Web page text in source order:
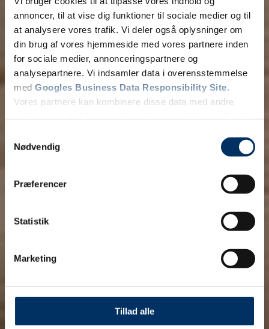
annoncer, til at vise dig funktioner til sociale medier og til
at analysere vores trafik. Vi deler også oplysninger om
din brug af vores hjemmeside med vores partnere inden
for sociale medier, annonceringspartnere og
analysepartnere. Vi indsamler data i overensstemmelse
med Googles Business Data Responsibility Site.
Vores partnere kan kombinere disse data med andre
Nødvendig
Præferencer
Statistik
Marketing
Tillad alle